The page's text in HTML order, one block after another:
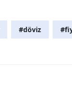
#döviz